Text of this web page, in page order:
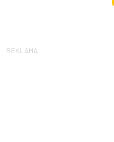
REKLAMA